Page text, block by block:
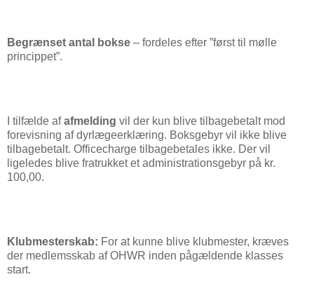
Begrænset antal bokse – fordeles efter ”først til mølle
princippet”.
I tilfælde afafmelding vil der kun blive tilbagebetalt mod
forevisning af dyrlægeerklæring. Boksgebyr vil ikke blive
tilbagebetalt. Officecharge tilbagebetales ikke. Der vil
ligeledes blive fratrukket et administrationsgebyr på kr.
100,00.
Klubmesterskab: For at kunne blive klubmester, kræves
der medlemsskab af OHWR inden pågældende klasses
start.